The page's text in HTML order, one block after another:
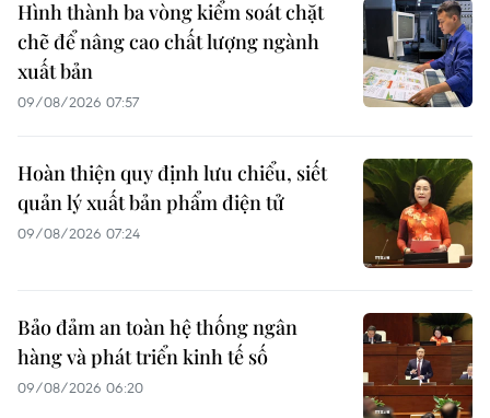
Hình thành ba vòng kiểm soát chặt
chẽ để nâng cao chất lượng ngành
xuất bản
09/08/2026 07:57
Hoàn thiện quy định lưu chiểu, siết
quản lý xuất bản phẩm điện tử
09/08/2026 07:24
Bảo đảm an toàn hệ thống ngân
hàng và phát triển kinh tế số
09/08/2026 06:20